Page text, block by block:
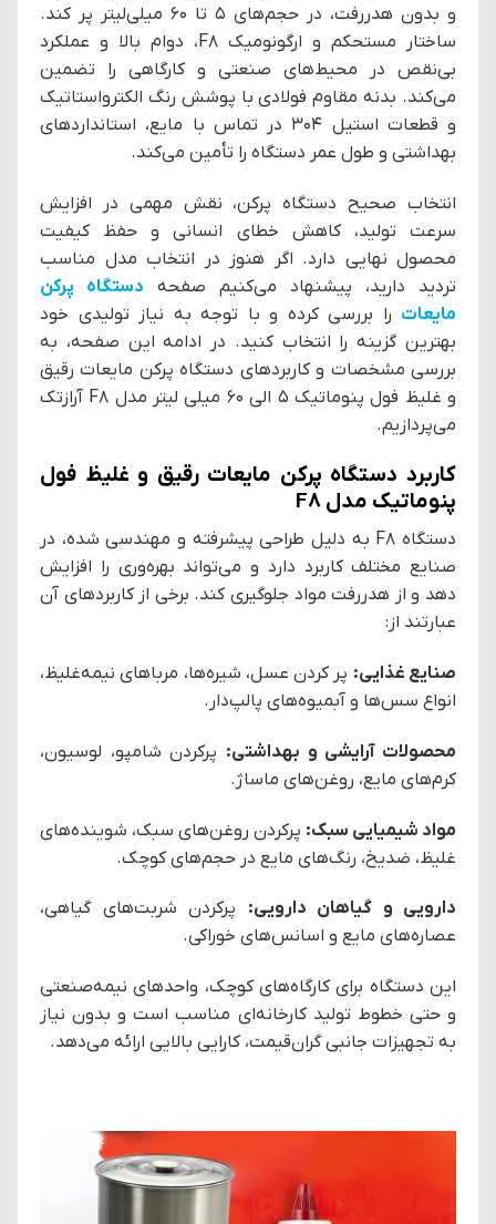
و بدون هدررفت، در حجم‌های ۵ تا ۶۰ میلی‌لیتر پر کند.
ساختار مستحکم و ارگونومیک F8، دوام بالا و عملکرد
بی‌نقص در محیط‌های صنعتی و کارگاهی را تضمین
می‌کند. بدنه مقاوم فولادی با پوشش رنگ الکترواستاتیک
و قطعات استیل 304 در تماس با مایع، استانداردهای
بهداشتی و طول عمر دستگاه را تأمین می‌کند.
انتخاب صحیح دستگاه پرکن، نقش مهمی در افزایش
سرعت تولید، کاهش خطای انسانی و حفظ کیفیت
محصول نهایی دارد. اگر هنوز در انتخاب مدل مناسب
تردید دارید، پیشنهاد می‌کنیم صفحه دستگاه پرکن
مایعات را بررسی کرده و با توجه به نیاز تولیدی خود
بهترین گزینه را انتخاب کنید. در ادامه این صفحه، به
بررسی مشخصات و کاربردهای دستگاه پرکن مایعات رقیق
و غلیظ فول پنوماتیک 5 الی 60 میلی لیتر مدل F8 آرازتک
می‌پردازیم.
کاربرد دستگاه پرکن مایعات رقیق و غلیظ فول
پنوماتیک مدل F8
دستگاه F8 به دلیل طراحی پیشرفته و مهندسی شده، در
صنایع مختلف کاربرد دارد و می‌تواند بهره‌وری را افزایش
دهد و از هدررفت مواد جلوگیری کند. برخی از کاربردهای آن
عبارتند از:
صنایع غذایی: پر کردن عسل، شیره‌ها، مرباهای نیمه‌غلیظ،
انواع سس‌ها و آبمیوه‌های پالپ‌دار.
محصولات آرایشی و بهداشتی: پرکردن شامپو، لوسیون،
کرم‌های مایع، روغن‌های ماساژ.
مواد شیمیایی سبک: پرکردن روغن‌های سبک، شوینده‌های
غلیظ، ضدیخ، رنگ‌های مایع در حجم‌های کوچک.
دارویی و گیاهان دارویی: پرکردن شربت‌های گیاهی،
عصاره‌های مایع و اسانس‌های خوراکی.
این دستگاه برای کارگاه‌های کوچک، واحدهای نیمه‌صنعتی
و حتی خطوط تولید کارخانه‌ای مناسب است و بدون نیاز
به تجهیزات جانبی گران‌قیمت، کارایی بالایی ارائه می‌دهد.